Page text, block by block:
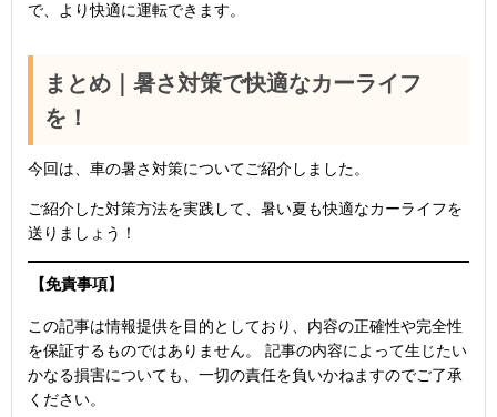
で、より快適に運転できます。
まとめ｜暑さ対策で快適なカーライフ
を！
今回は、車の暑さ対策についてご紹介しました。
ご紹介した対策方法を実践して、暑い夏も快適なカーライフを
送りましょう！
【免責事項】
この記事は情報提供を目的としており、内容の正確性や完全性
を保証するものではありません。 記事の内容によって生じたい
かなる損害についても、一切の責任を負いかねますのでご了承
ください。